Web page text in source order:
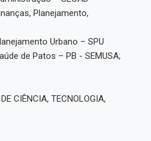
Planejamento,
Urbano – SPU
de Patos – PB - SEMUSA;
CIÊNCIA, TECNOLOGIA,